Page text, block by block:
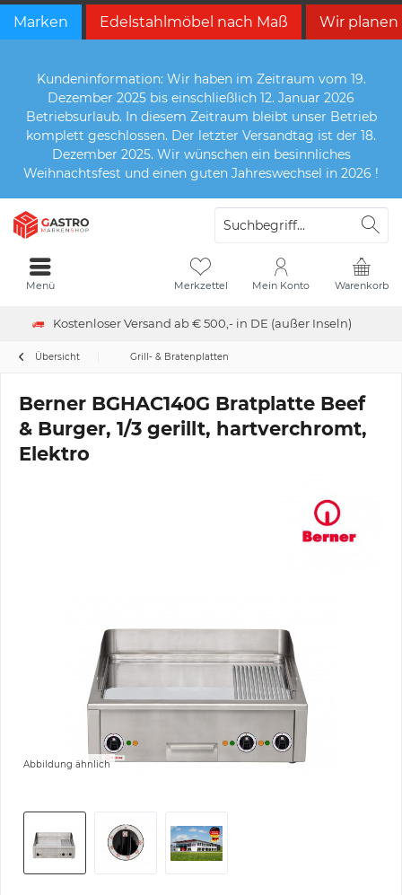
Marken Edelstahlmöbel nach Maß Wir planen
Kundeninformation: Wir haben im Zeitraum vom 19.
Dezember 2025 bis einschließlich 12. Januar 2026
Betriebsurlaub. In diesem Zeitraum bleibt unser Betrieb
komplett geschlossen. Der letzter Versandtag ist der 18.
Dezember 2025. Wir wünschen ein besinnliches
Weihnachtsfest und einen guten Jahreswechsel in 2026 !
Kostenloser Versand ab € 500,- in DE (außer Inseln)
Warenkorb
Merkzettel Mein Konto
Menü
Übersicht Grill- & Bratenplatten
Berner BGHAC140G Bratplatte Beef
& Burger, 1/3 gerillt, hartverchromt,
Elektro
Abbildung ähnlich